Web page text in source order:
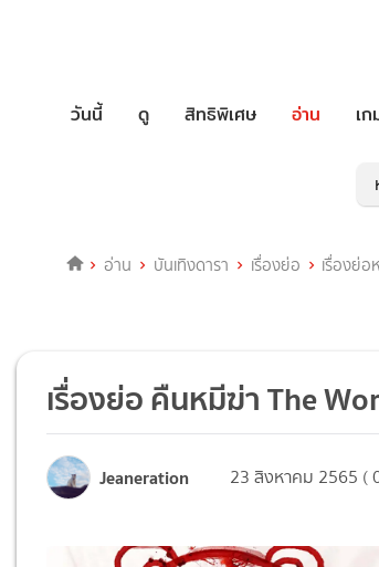
วันนี้ ดู สิทธิพิเศษ อ่าน เก
อ่าน บันเทิงดารา เรื่องย่อ เรื่องย่อ
เรื่องย่อ คืนหมีฆ่า The
Jeaneration 23 สิงหาคม 2565 (